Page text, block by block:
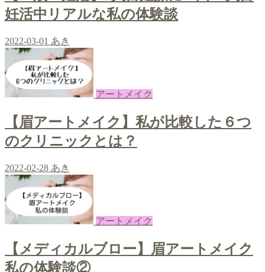
妊活中リアルな私の体験談
2022-03-01 あき
アートメイク
【眉アートメイク】私が比較した６つ
のクリニックとは？
2022-02-28 あき
アートメイク
【メディカルブロー】眉アートメイク
私の体験談②